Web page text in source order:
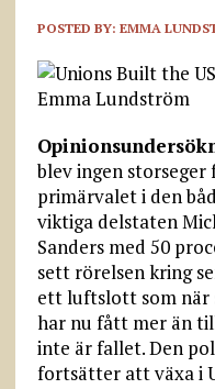
POSTED BY: EMMA
blev ingen
primärvalet i den
viktiga delstaten
Sanders med 50
sett rörelsen kring
ett luftslott som när
har nu fått mer än
inte är fallet. Den
fortsätter att växa i